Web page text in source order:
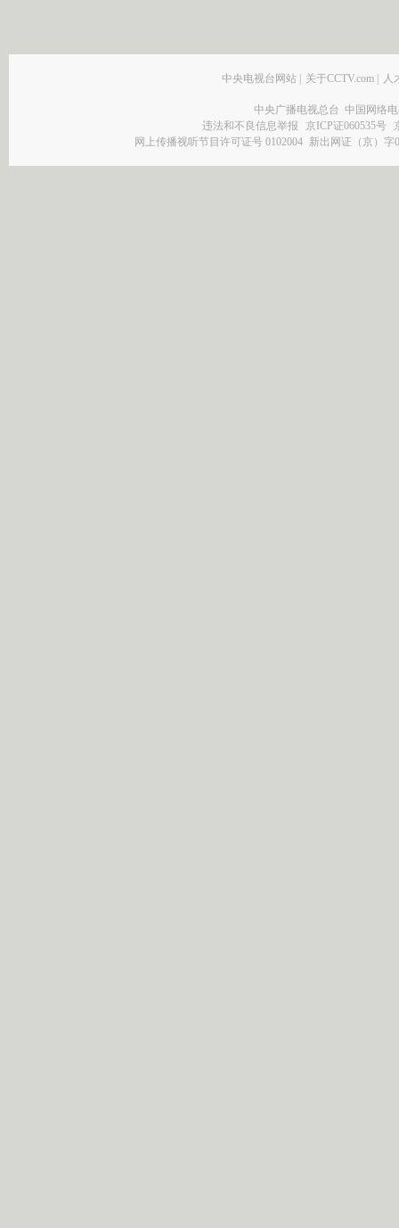
中央电视台网站 关于CCTV.com 人
中央广播电视总台 中国网络
违法和不良信息举报
京ICP证060535号
网上传播视听节目许可证号 0102004 新出网证（京）